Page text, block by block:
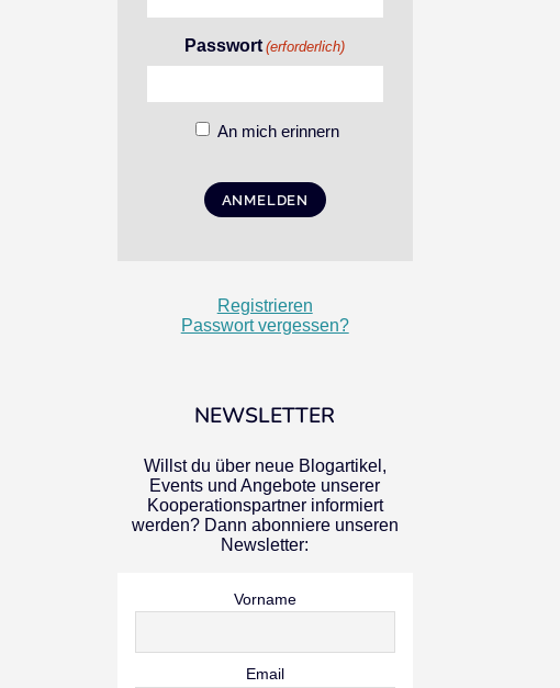
Passwort (erforderlich)
An mich erinnern
Registrieren
Passwort vergessen?
NEWSLETTER
Willst du über neue Blogartikel,
Events und Angebote unserer
Kooperationspartner informiert
werden? Dann abonniere unseren
Newsletter:
Vorname
Email